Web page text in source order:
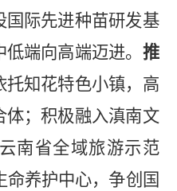
国际先进种苗研发基
端向高端迈进。 推
托知花特色小镇，高
体；积极融入滇南文
南省全域旅游示范
命养护中心，争创国